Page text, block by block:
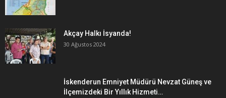
Akçay Halkı İsyanda!
30 Ağustos 2024
İskenderun Emniyet Müdürü Nevzat Güneş ve
İlçemizdeki Bir Yıllık Hizmeti…